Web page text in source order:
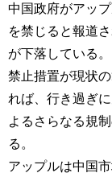
中国政府がアッ
を禁じると報道
が下落している。
禁止措置が現状
れば、行き過ぎ
よるさらなる規
る。
アップルは中国